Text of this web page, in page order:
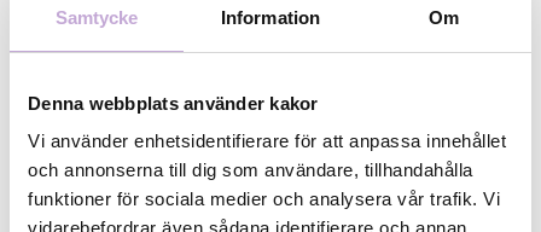
Samtycke Information Om
Denna webbplats använder kakor
Vi använder enhetsidentifierare för att anpassa innehållet
och annonserna till dig som användare, tillhandahålla
funktioner för sociala medier och analysera vår trafik. Vi
(Bianca Cruzeiro), bästa visuella effekter.
Om STHLM Debut:
långfilmsdebuterande regissörer, samt deras
manusförfattare och producenter, i
Stockholmsregionen. Utvecklingsprogrammet